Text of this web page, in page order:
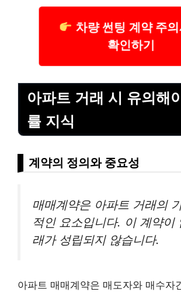
차량 썬팅 계약 주
확인하기
아파트 거래 시 유의해
률 지식
계약의 정의와 중요성
매매계약은 아파트 거래의
적인 요소입니다. 이 계약이
래가 성립되지 않습니다.
아파트 매매계약은 매도자와 매수자